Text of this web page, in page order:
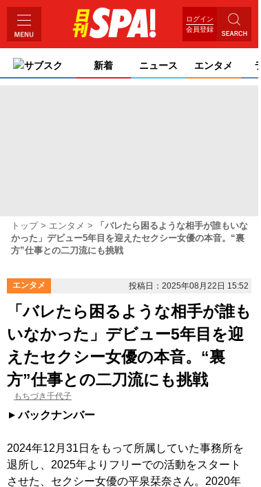
ログイン
会員登録
サブスク 新着 ニュース エンタメ
トップ エンタメ
「バレたら困るような相手が誰もいな
かった」デビュー5年目を迎えたセクシー女優の本音。“裏
方”仕事との二刀流にも挑戦
エンタメ 投稿日：2025年08月22日 15:52
「バレたら困るような相手が誰も
いなかった」デビュー5年目を迎
えたセクシー女優の本音。“裏
方”仕事との二刀流にも挑戦
もちづき千代子
バックナンバー
2024年12月31日をもって所属していた事務所を
退所し、2025年よりフリーでの活動をスタート
させた、セクシー女優の平泉栞奈さん。2020年